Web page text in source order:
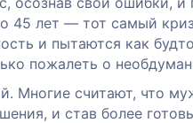
45 лет — тот самый
и пытаются как
пожалеть о
Многие считают, что
и став более